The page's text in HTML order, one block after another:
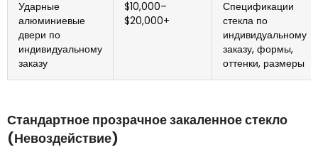
Ударные
алюминиевые
двери по
индивидуальному
заказу
$10,000–
$20,000+
Спецификации
стекла по
индивидуальному
заказу, формы,
оттенки, размеры
Стандартное прозрачное закаленное стекло
(Невоздействие)